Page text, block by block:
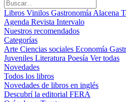
Libros Vinilos Gastronomía Alacena
Agenda Revista Intervalo
Nuestros recomendados
Categorías
Arte Ciencias sociales Economía
Juveniles Literatura Poesía Ver todas
Novedades
Todos los libros
Novedades de libros en inglés
Descubrí la editorial FERA